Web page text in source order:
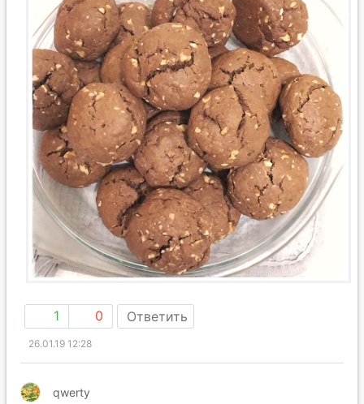
1 0 Ответить
26.01.19 12:28
qwerty